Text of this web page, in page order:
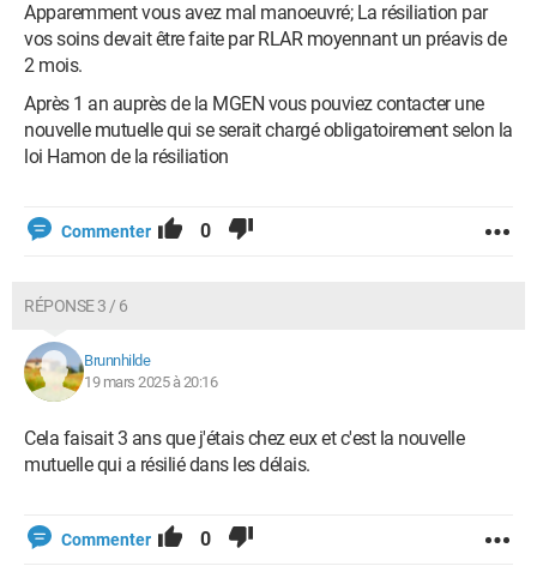
Apparemment vous avez mal manoeuvré; La résiliation par
vos soins devait être faite par RLAR moyennant un préavis de
2 mois.
Après 1 an auprès de la MGEN vous pouviez contacter une
nouvelle mutuelle qui se serait chargé obligatoirement selon la
loi Hamon de la résiliation
Commenter 0
RÉPONSE 3 / 6
Brunnhilde
19 mars 2025 à 20:16
Cela faisait 3 ans que j'étais chez eux et c'est la nouvelle
mutuelle qui a résilié dans les délais.
Commenter 0